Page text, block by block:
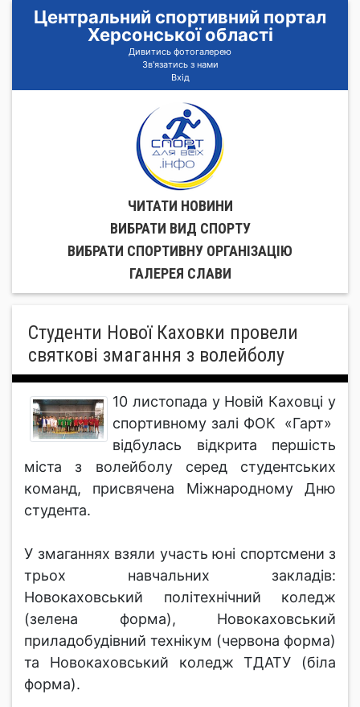
Центральний спортивний портал
Херсонської області
Дивитись фотогалерею
Зв'язатись з нами
Вхід
ЧИТАТИ НОВИНИ
ВИБРАТИ ВИД СПОРТУ
ВИБРАТИ СПОРТИВНУ ОРГАНIЗАЦIЮ
ГАЛЕРЕЯ СЛАВИ
Cтуденти Нової Каховки провели
святкові змагання з волейболу
10 листопада у Новій Каховці у
спортивному залі ФОК «Гарт»
відбулась відкрита першість
міста з волейболу серед студентських
команд, присвячена Міжнародному Дню
студента.
У змаганнях взяли участь юні спортсмени з
трьох навчальних закладів:
Новокаховський політехнічний коледж
(зелена форма), Новокаховський
приладобудівний технікум (червона форма)
та Новокаховський коледж ТДАТУ (біла
форма).